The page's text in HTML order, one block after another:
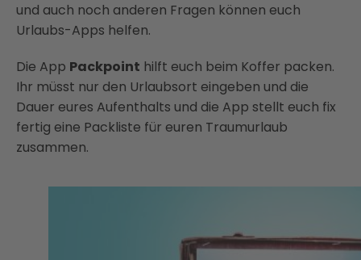
und auch noch anderen Fragen können euch
Urlaubs-Apps helfen.
Die App Packpoint hilft euch beim Koffer packen.
Ihr müsst nur den Urlaubsort eingeben und die
Dauer eures Aufenthalts und die App stellt euch fix
fertig eine Packliste für euren Traumurlaub
zusammen.